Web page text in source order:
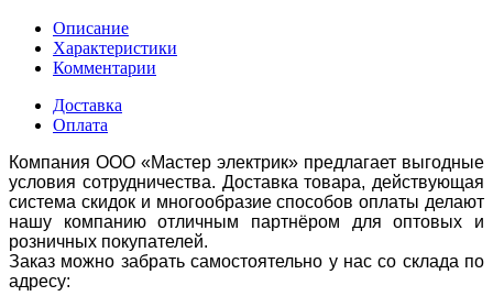
Описание
Характеристики
Комментарии
Доставка
Оплата
Компания ООО «Мастер электрик» предлагает выгодные
условия сотрудничества. Доставка товара, действующая
система скидок и многообразие способов оплаты делают
нашу компанию отличным партнёром для оптовых и
розничных покупателей.
Заказ можно забрать самостоятельно у нас со склада по
адресу: